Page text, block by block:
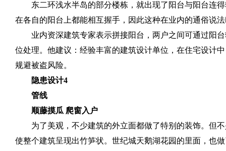
东二环浅水半岛的部分楼栋，就出现了阳台与阳台连
在各自的阳台上都能相互握手，因此这种在业内的通俗说法
业内资深建筑专家表示拼接阳台，两户之间可通过阳
位处理。他建议：经验丰富的建筑设计单位，在住宅设计
规避被盗风险。
隐患设计4
管线
顺藤摸瓜 爬窗入户
为了美观，不少建筑的外立面都做了特别的装饰。但
使整个建筑呈现出竹笋状。世纪城天鹅湖花园的里面，也